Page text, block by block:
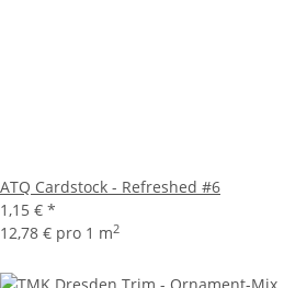
ATQ Cardstock - Refreshed #6
1,15 € *
12,78 € pro 1 m2